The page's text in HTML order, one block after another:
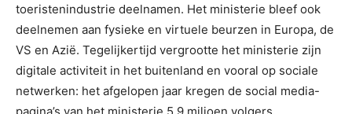
toeristenindustrie deelnamen. Het ministerie bleef ook
deelnemen aan fysieke en virtuele beurzen in Europa, de
VS en Azië. Tegelijkertijd vergrootte het ministerie zijn
digitale activiteit in het buitenland en vooral op sociale
netwerken: het afgelopen jaar kregen de social media-
pagina’s van het ministerie 5,9 miljoen volgers.